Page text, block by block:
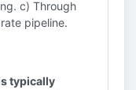
c) Through
pipeline.
typically